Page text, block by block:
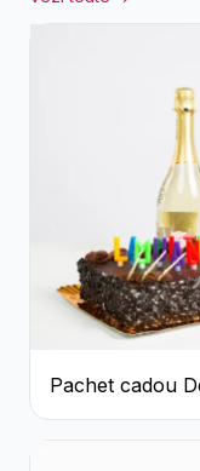
Pachet cadou